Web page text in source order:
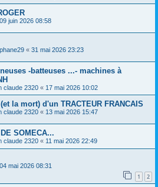
09 juin 2026 08:58
« 31 mai 2026 23:23
-batteuses ...- machines à
claude 2320 « 17 mai 2026 10:02
la mort) d'un TRACTEUR FRANCAIS
claude 2320 « 13 mai 2026 15:47
SOMECA...
claude 2320 « 11 mai 2026 22:49
04 mai 2026 08:31
1 2